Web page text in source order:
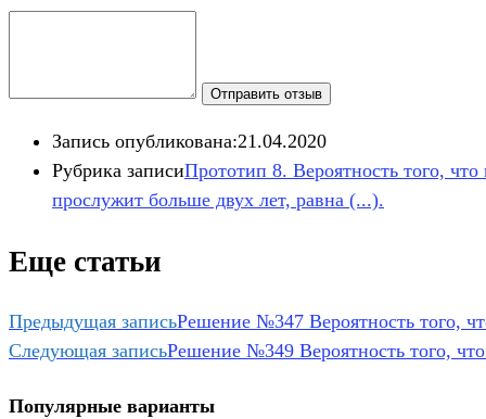
Отправить отзыв
Запись опубликована:21.04.2020
Рубрика записиПрототип 8. Вероятность того,
прослужит больше двух лет, равна (...).
Еще статьи
Предыдущая записьРешение №347 Вероятность того,
Следующая записьРешение №349 Вероятность того,
Популярные варианты